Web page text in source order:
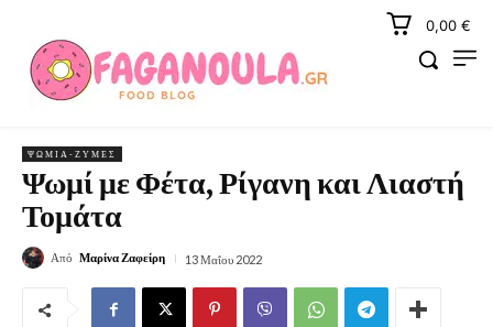
0,00 €
ΨΩΜΙΆ-ΖΎΜΕΣ
Ψωμί με Φέτα, Ρίγανη και Λιαστή
Τομάτα
Από Μαρίνα Ζαφείρη 13 Μαΐου 2022